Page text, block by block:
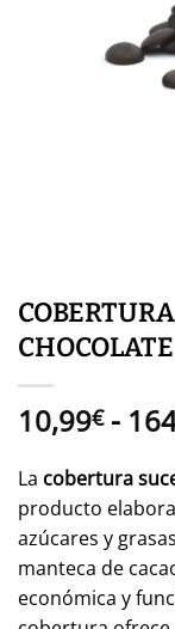
10,99€ -
La cobertura
producto
azúcares y
manteca de
económica y